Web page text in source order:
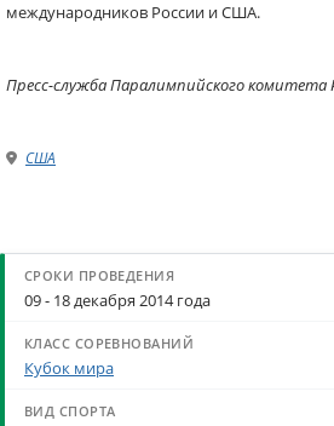
международников России и США.
Пресс-служба Паралимпийского комитета
США
09 - 18 декабря 2014 года
Кубок мира